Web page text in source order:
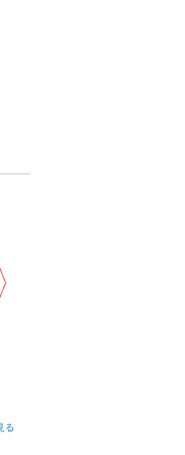
謝、感謝です。また2年後には…買
る